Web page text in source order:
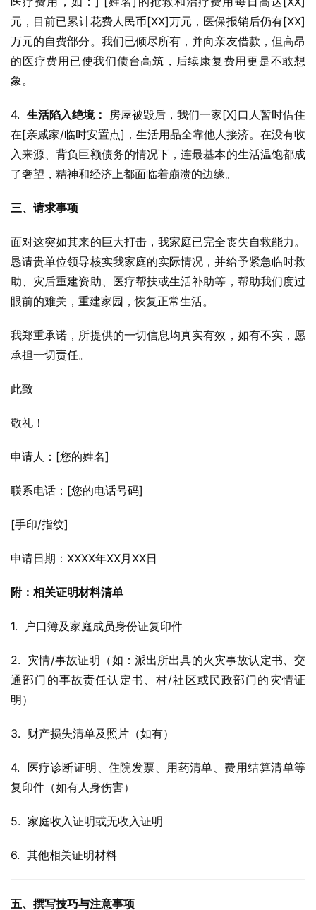
元，目前已累计花费人民币[XX]万元，医保报销后仍有[XX]
万元的自费部分。我们已倾尽所有，并向亲友借款，但高昂
的医疗费用已使我们债台高筑，后续康复费用更是不敢想
象。
4. 生活陷入绝境： 房屋被毁后，我们一家[X]口人暂时借住
在[亲戚家/临时安置点]，生活用品全靠他人接济。在没有收
入来源、背负巨额债务的情况下，连最基本的生活温饱都成
了奢望，精神和经济上都面临着崩溃的边缘。
三、请求事项
面对这突如其来的巨大打击，我家庭已完全丧失自救能力。
恳请贵单位领导核实我家庭的实际情况，并给予紧急临时救
助、灾后重建资助、医疗帮扶或生活补助等，帮助我们度过
眼前的难关，重建家园，恢复正常生活。
我郑重承诺，所提供的一切信息均真实有效，如有不实，愿
承担一切责任。
此致
敬礼！
申请人：[您的姓名]
联系电话：[您的电话号码]
[手印/指纹]
申请日期：XXXX年XX月XX日
附：相关证明材料清单
1.  户口簿及家庭成员身份证复印件
2.  灾情/事故证明（如：派出所出具的火灾事故认定书、交
通部门的事故责任认定书、村/社区或民政部门的灾情证
明）
3.  财产损失清单及照片（如有）
4.  医疗诊断证明、住院发票、用药清单、费用结算清单等
复印件（如有人身伤害）
5.  家庭收入证明或无收入证明
6.  其他相关证明材料
五、撰写技巧与注意事项